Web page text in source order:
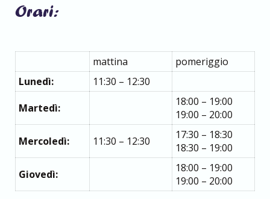
Orari:
mattina
pomeriggio
Lunedì:
11:30 – 12:30
Martedì:
18:00 – 19:00
19:00 – 20:00
Mercoledì:
11:30 – 12:30
17:30 – 18:30
18:30 – 19:00
Giovedì:
18:00 – 19:00
19:00 – 20:00